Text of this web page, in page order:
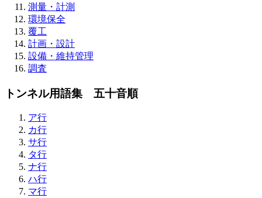
測量・計測
環境保全
覆工
計画・設計
設備・維持管理
調査
トンネル用語集 五十音順
ア行
カ行
サ行
タ行
ナ行
ハ行
マ行